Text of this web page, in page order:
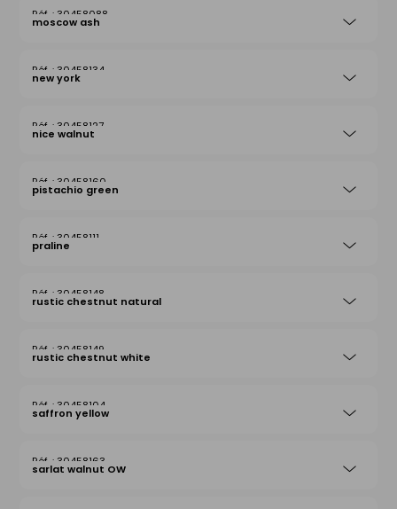
30458088
moscow ash
30458134
new york
30458127
nice walnut
30458160
pistachio green
30458111
praline
30458148
rustic chestnut natural
30458149
rustic chestnut white
30458104
saffron yellow
30458163
sarlat walnut OW